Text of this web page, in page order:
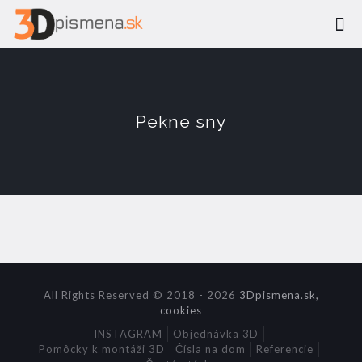
Pekne sny
All Rights Reserved © 2018 - 2026 3Dpismena.sk,
cookies
INSTAGRAM
Objednávka 3D
Pomôcky k montáži 3D
Čísla na dom
Referencie